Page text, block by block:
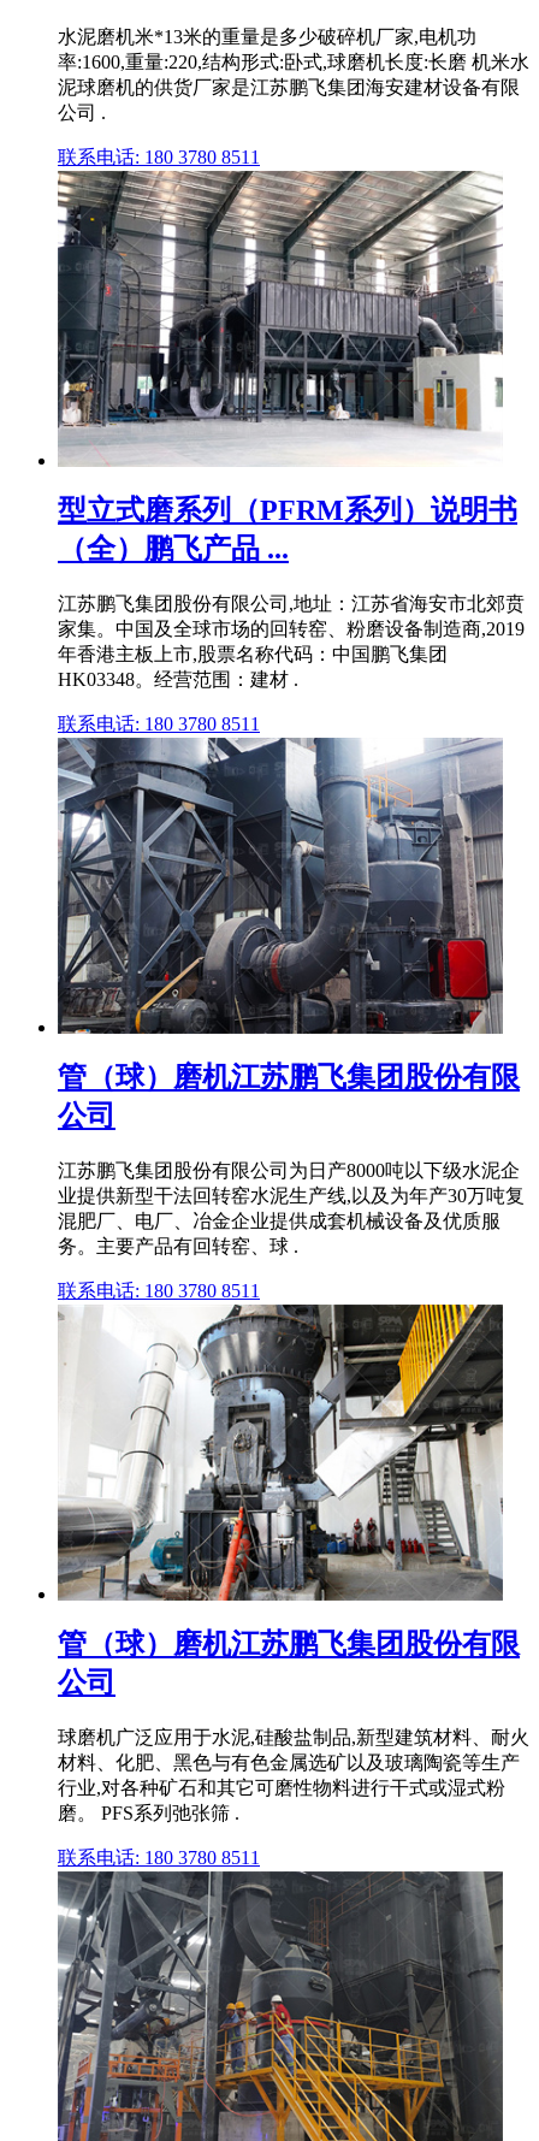
水泥磨机米*13米的重量是多少破碎机厂家,电机功
率:1600,重量:220,结构形式:卧式,球磨机长度:长磨 机米水
泥球磨机的供货厂家是江苏鹏飞集团海安建材设备有限
公司 .
联系电话: 180 3780 8511
型立式磨系列（PFRM系列）说明书
（全）鹏飞产品 ...
江苏鹏飞集团股份有限公司,地址：江苏省海安市北郊贲
家集。中国及全球市场的回转窑、粉磨设备制造商,2019
年香港主板上市,股票名称代码：中国鹏飞集团
HK03348。经营范围：建材 .
联系电话: 180 3780 8511
管（球）磨机江苏鹏飞集团股份有限
公司
江苏鹏飞集团股份有限公司为日产8000吨以下级水泥企
业提供新型干法回转窑水泥生产线,以及为年产30万吨复
混肥厂、电厂、冶金企业提供成套机械设备及优质服
务。主要产品有回转窑、球 .
联系电话: 180 3780 8511
管（球）磨机江苏鹏飞集团股份有限
公司
球磨机广泛应用于水泥,硅酸盐制品,新型建筑材料、耐火
材料、化肥、黑色与有色金属选矿以及玻璃陶瓷等生产
行业,对各种矿石和其它可磨性物料进行干式或湿式粉
磨。 PFS系列弛张筛 .
联系电话: 180 3780 8511